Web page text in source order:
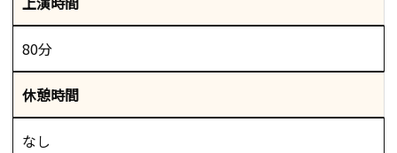
80分
休憩時間
なし